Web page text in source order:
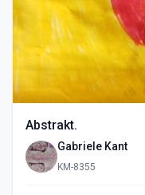
Abstrakt.
Gabriele Kant
KM-8355